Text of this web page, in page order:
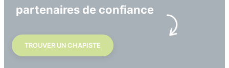
partenaires de confiance
TROUVER UN CHAPISTE